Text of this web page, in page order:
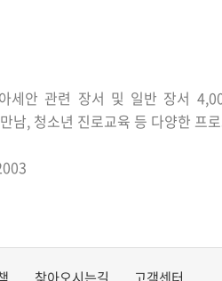
세안 관련 장서 및 일반 장서
남, 청소년 진로교육 등 다양한 프